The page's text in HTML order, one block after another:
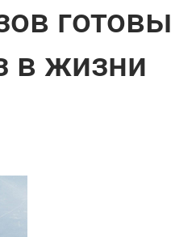
готовы
в жизни